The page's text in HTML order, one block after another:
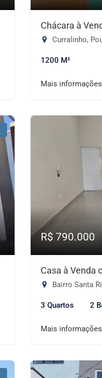
Chácara à
Curralinho,
1200 M²
Mais informações
R$ 790.000
Casa à Venda
Bairro Santa
3 Quartos 2
Mais informações